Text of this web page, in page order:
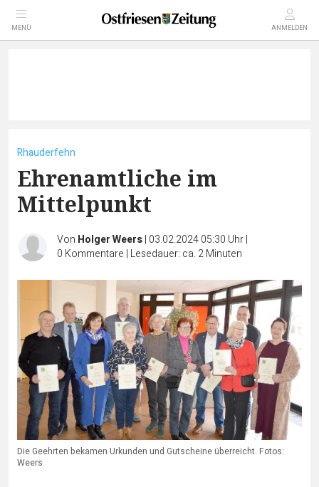
MENÜ ANMELDEN
Rhauderfehn
Ehrenamtliche im
Mittelpunkt
Von Holger Weers| 03.02.2024 05:30 Uhr|
0 Kommentare | Lesedauer: ca. 2 Minuten
Die Geehrten bekamen Urkunden und Gutscheine überreicht. Fotos:
Weers